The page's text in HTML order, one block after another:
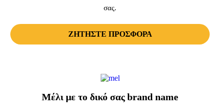
σας.
ΖΗΤΗΣΤΕ ΠΡΟΣΦΟΡΑ
Μέλι με το δικό σας brand name